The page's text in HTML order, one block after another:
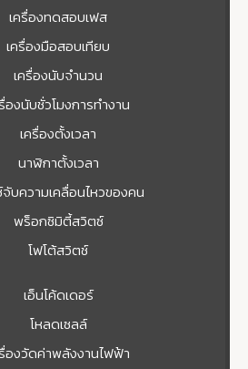
เครื่องทดสอบเฟส
เครื่องมือสอบเทียบ
เครื่องนับจำนวน
องนับชั่วโมงการทำงาน
เครื่องตั้งเวลา
นาฬิกาตั้งเวลา
บความเคลื่อนไหวของคน
พร็อกซิมิตี้สวิตซ์
โฟโต้สวิตช์
เอ็นโค้ดเดอร์
โหลดเซลล์
องวัดค่าพลังงานไฟฟ้า